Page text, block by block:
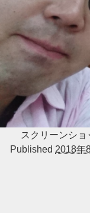
スクリーンシ
Published 2018年